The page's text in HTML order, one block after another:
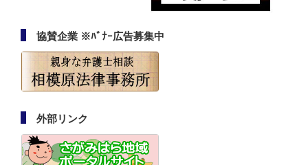
協賛企業 ※ﾊﾞﾅｰ広告募集中
外部リンク